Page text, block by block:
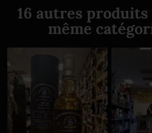
16 autres produits
même